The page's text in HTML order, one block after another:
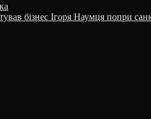
бізнес Ігоря Наумця попри